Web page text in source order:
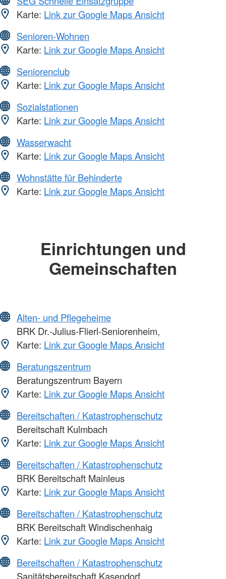
Karte: Link zur Google Maps Ansicht
Senioren-Wohnen
Karte: Link zur Google Maps Ansicht
Seniorenclub
Karte: Link zur Google Maps Ansicht
Sozialstationen
Karte: Link zur Google Maps Ansicht
Wasserwacht
Karte: Link zur Google Maps Ansicht
Wohnstätte für Behinderte
Karte: Link zur Google Maps Ansicht
Einrichtungen und
Gemeinschaften
Alten- und Pflegeheime
BRK Dr.-Julius-Flierl-Seniorenheim,
Karte: Link zur Google Maps Ansicht
Beratungszentrum
Beratungszentrum Bayern
Karte: Link zur Google Maps Ansicht
Bereitschaften / Katastrophenschutz
Bereitschaft Kulmbach
Karte: Link zur Google Maps Ansicht
Bereitschaften / Katastrophenschutz
BRK Bereitschaft Mainleus
Karte: Link zur Google Maps Ansicht
Bereitschaften / Katastrophenschutz
BRK Bereitschaft Windischenhaig
Karte: Link zur Google Maps Ansicht
Bereitschaften / Katastrophenschutz
Sanitätsbereitschaft Kasendorf